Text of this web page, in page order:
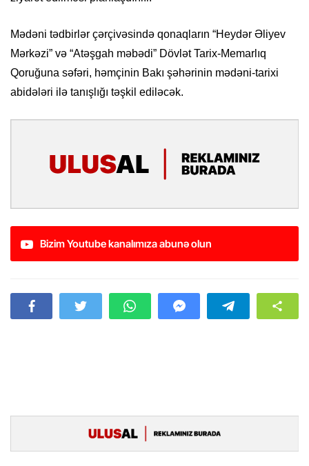
Mədəni tədbirlər çərçivəsində qonaqların “Heydər Əliyev
Mərkəzi” və “Atəşgah məbədi” Dövlət Tarix-Memarlıq
Qoruğuna səfəri, həmçinin Bakı şəhərinin mədəni-tarixi
abidələri ilə tanışlığı təşkil ediləcək.
Bizim Youtube kanalımıza abunə olun